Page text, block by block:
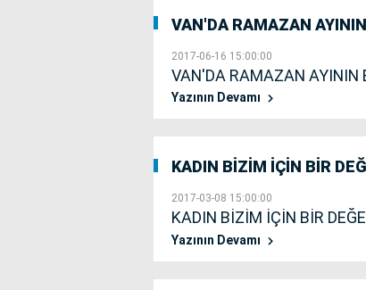
VAN'DA RAMAZAN
2017-06-16 15:00:00
VAN'DA RAMAZAN AYININ
Yazının Devamı
KADIN BİZİM İÇİN BİR
2017-03-08 15:00:00
KADIN BİZİM İÇİN BİR
Yazının Devamı